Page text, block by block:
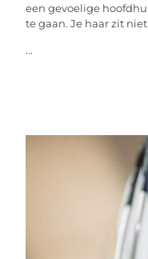
een gevoelige
te gaan. Je haar zit
...